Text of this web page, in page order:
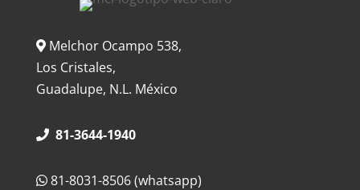
Melchor Ocampo 538,
Los Cristales,
Guadalupe, N.L. México
81-3644-1940
81-8031-8506 (whatsapp)